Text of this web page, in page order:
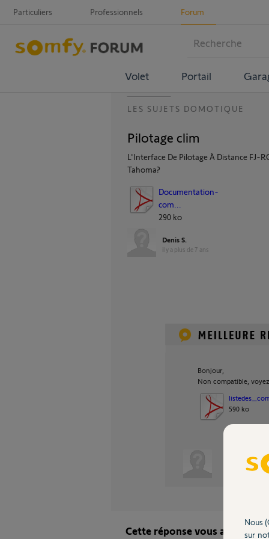
Particuliers Professionnels Forum
Volet Portail
LES SUJETS DOMOTIQUE
Pilotage clim
L'Interface De Pilotage À Distance FJ-
Tahoma?
Documentation-
com...
290 ko
Denis S.
il y a plus de 7 ans
Bonjour,
Non compatible,
590 ko
Anonyme
Cette réponse vous a-t-elle
Nous
sur